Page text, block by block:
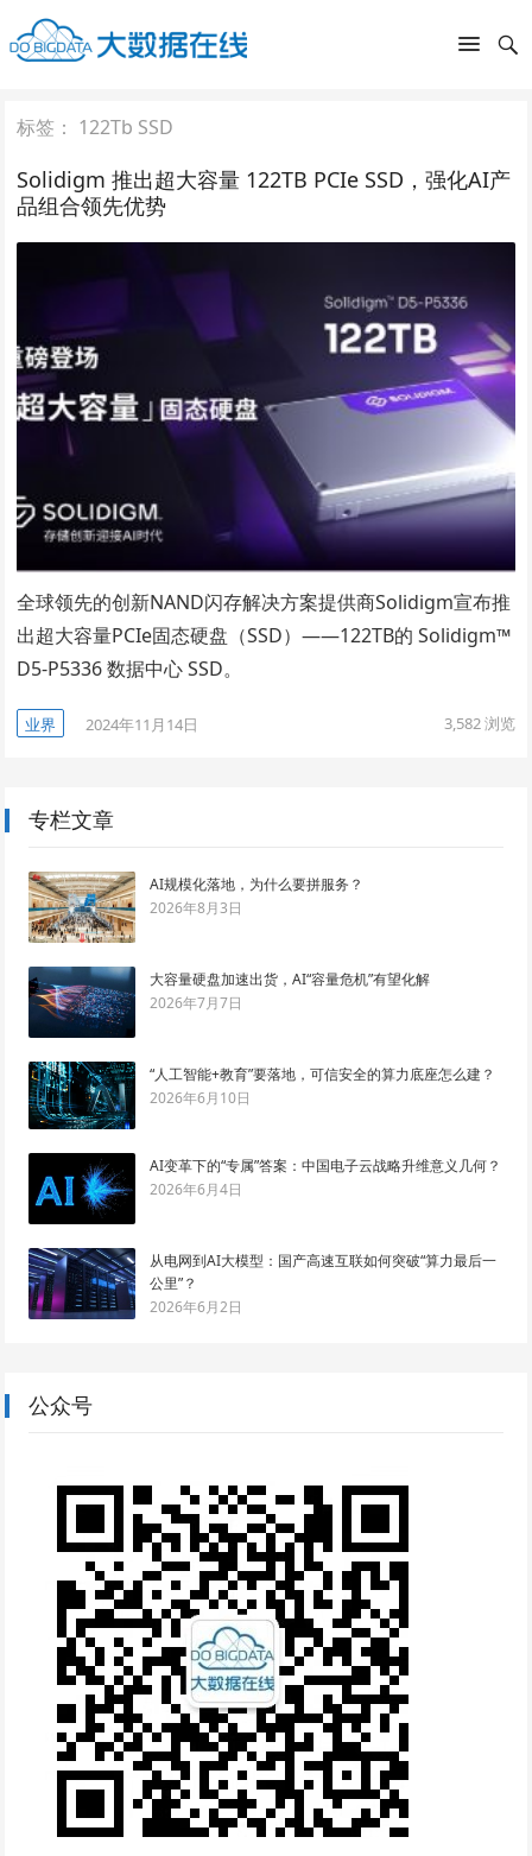
标签： 122Tb SSD
Solidigm 推出超大容量 122TB PCIe SSD，强化AI产
品组合领先优势
全球领先的创新NAND闪存解决方案提供商Solidigm宣布推
出超大容量PCIe固态硬盘（SSD）——122TB的 Solidigm™
D5-P5336 数据中心 SSD。
业界 2024年11月14日 3,582浏览
专栏文章
AI规模化落地，为什么要拼服务？
2026年8月3日
大容量硬盘加速出货，AI“容量危机”有望化解
2026年7月7日
“人工智能+教育”要落地，可信安全的算力底座怎么建？
2026年6月10日
AI变革下的“专属”答案：中国电子云战略升维意义几何？
2026年6月4日
从电网到AI大模型：国产高速互联如何突破“算力最后一
公里”？
2026年6月2日
公众号